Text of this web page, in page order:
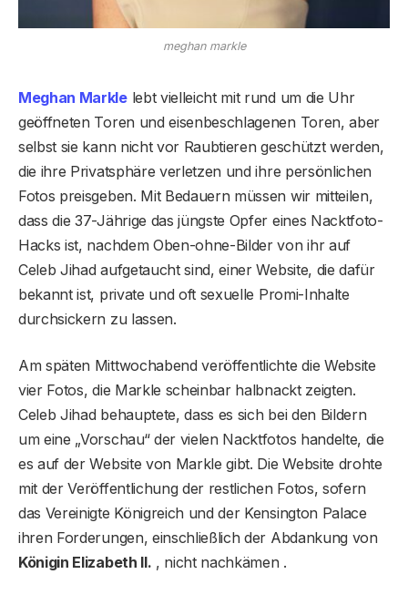
meghan markle
Meghan Marklelebt vielleicht mit rund um die Uhr
geöffneten Toren und eisenbeschlagenen Toren, aber
selbst sie kann nicht vor Raubtieren geschützt werden,
die ihre Privatsphäre verletzen und ihre persönlichen
Fotos preisgeben. Mit Bedauern müssen wir mitteilen,
dass die 37-Jährige das jüngste Opfer eines Nacktfoto-
Hacks ist, nachdem Oben-ohne-Bilder von ihr auf
Celeb Jihad aufgetaucht sind, einer Website, die dafür
bekannt ist, private und oft sexuelle Promi-Inhalte
durchsickern zu lassen.
Am späten Mittwochabend veröffentlichte die Website
vier Fotos, die Markle scheinbar halbnackt zeigten.
Celeb Jihad behauptete, dass es sich bei den Bildern
um eine „Vorschau“ der vielen Nacktfotos handelte, die
es auf der Website von Markle gibt. Die Website drohte
mit der Veröffentlichung der restlichen Fotos, sofern
das Vereinigte Königreich und der Kensington Palace
ihren Forderungen, einschließlich der Abdankung von
Königin Elizabeth II. , nicht nachkämen .